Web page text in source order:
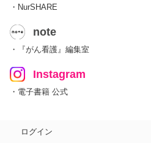
・NurSHARE
note
・『がん看護』編集室
Instagram
・電子書籍 公式
ログイン